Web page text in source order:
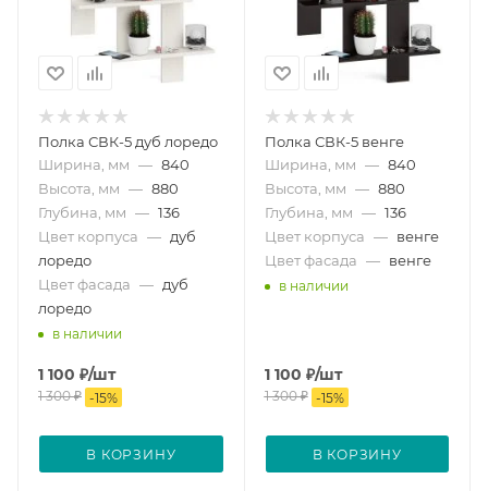
Полка СВК-5 дуб лоредо
Ширина, мм — 840
Высота, мм — 880
Глубина, мм — 136
Цвет корпуса — дуб
лоредо
Цвет фасада — дуб
лоредо
в наличии
1 100 ₽/шт
1 300₽ -15%
В КОРЗИНУ
Полка СВК-5 венге
Ширина, мм — 840
Высота, мм — 880
Глубина, мм — 136
Цвет корпуса — венге
Цвет фасада — венге
в наличии
1 100 ₽/шт
1 300₽ -15%
В КОРЗИНУ